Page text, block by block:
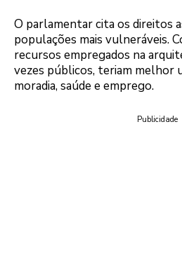
O parlamentar cita os direitos
populações mais vulneráveis.
recursos empregados na
vezes públicos, teriam melhor
moradia, saúde e emprego.
Publicidade